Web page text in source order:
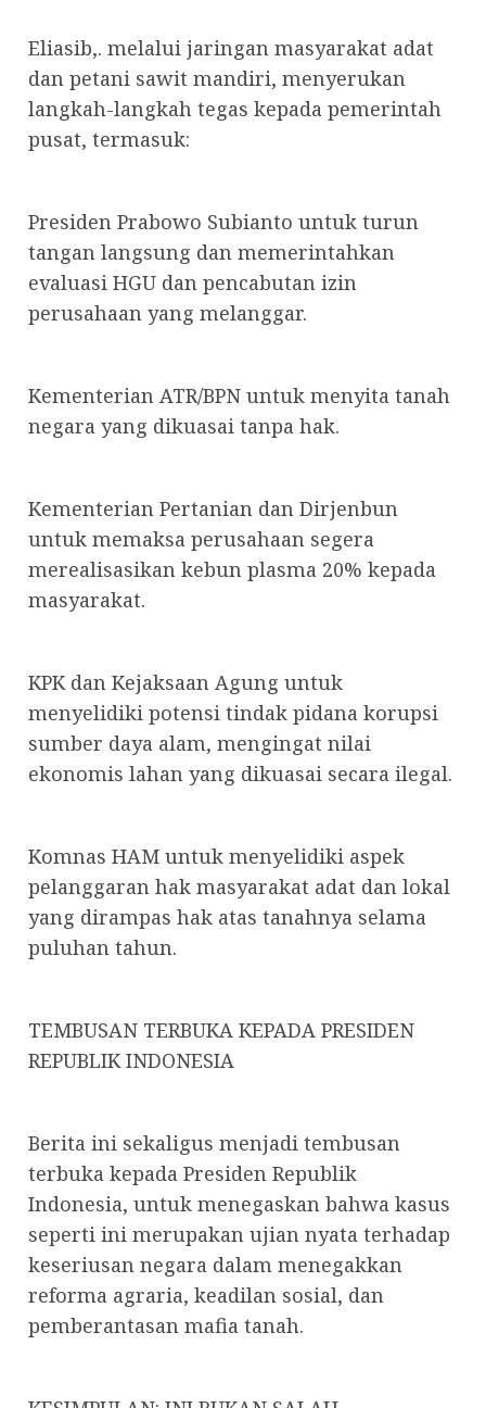
Eliasib,. melalui jaringan masyarakat adat
dan petani sawit mandiri, menyerukan
langkah-langkah tegas kepada pemerintah
pusat, termasuk:
Presiden Prabowo Subianto untuk turun
tangan langsung dan memerintahkan
evaluasi HGU dan pencabutan izin
perusahaan yang melanggar.
Kementerian ATR/BPN untuk menyita tanah
negara yang dikuasai tanpa hak.
Kementerian Pertanian dan Dirjenbun
untuk memaksa perusahaan segera
merealisasikan kebun plasma 20% kepada
masyarakat.
KPK dan Kejaksaan Agung untuk
menyelidiki potensi tindak pidana korupsi
sumber daya alam, mengingat nilai
ekonomis lahan yang dikuasai secara ilegal.
Komnas HAM untuk menyelidiki aspek
pelanggaran hak masyarakat adat dan lokal
yang dirampas hak atas tanahnya selama
puluhan tahun.
TEMBUSAN TERBUKA KEPADA PRESIDEN
REPUBLIK INDONESIA
Berita ini sekaligus menjadi tembusan
terbuka kepada Presiden Republik
Indonesia, untuk menegaskan bahwa kasus
seperti ini merupakan ujian nyata terhadap
keseriusan negara dalam menegakkan
reforma agraria, keadilan sosial, dan
pemberantasan mafia tanah.